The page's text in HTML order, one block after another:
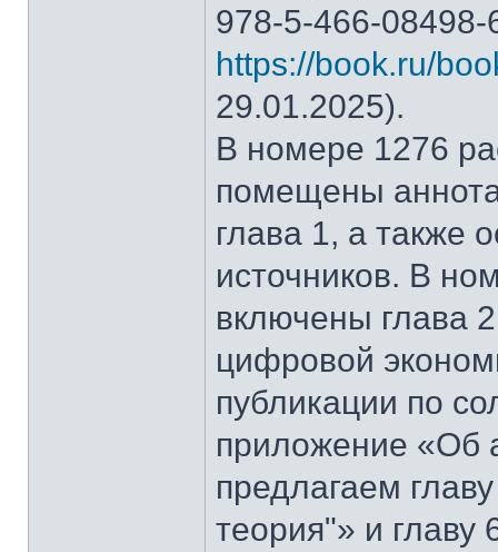
978-5-466-
https://book.ru/
29.01.2025).
В номере 1276
помещены
глава 1, а также
источников. В
включены глава
цифровой
публикации по
приложение «Об
предлагаем
теория"» и главу